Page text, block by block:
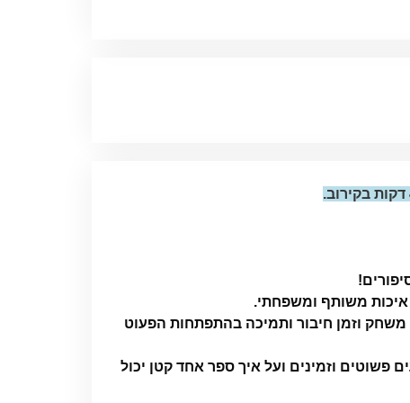
איכות משותף ומשפחתי.
וזמן חיבור ותמיכה בהתפתחות הפעוט
וזמינים ועל איך ספר אחד קטן יכול